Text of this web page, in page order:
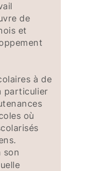
de
et
à de
particulier
où
son